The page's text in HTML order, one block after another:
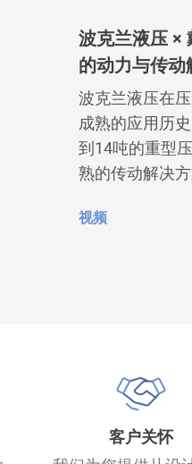
波克兰液压 ×
的动力与传动
波克兰液压在
成熟的应用历
到14吨的重型
熟的传动解决方
视频
客户关怀